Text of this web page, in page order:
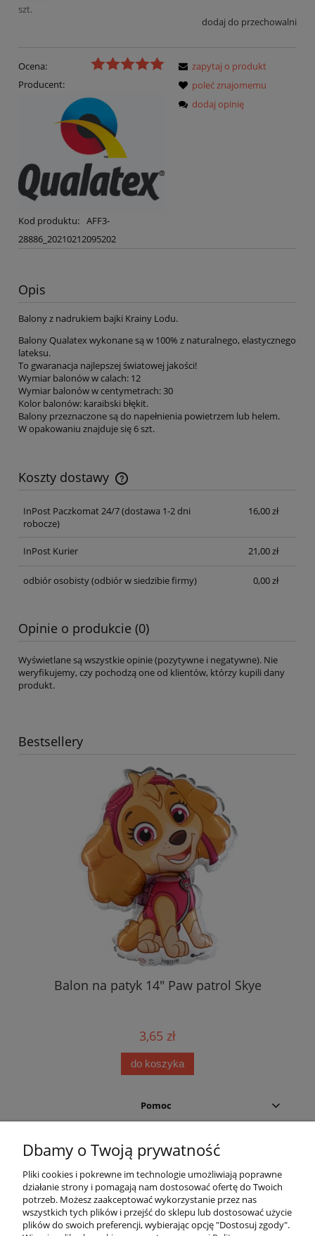
szt.
dodaj do przechowalni
Ocena:
Producent:
Kod produktu: AFF3-
28886_20210212095202
zapytaj o produkt
poleć znajomemu
dodaj opinię
Opis
Balony z nadrukiem bajki Krainy Lodu.
Balony Qualatex wykonane są w 100% z naturalnego, elastycznego
lateksu.
To gwaranacja najlepszej światowej jakości!
Wymiar balonów w calach: 12
Wymiar balonów w centymetrach: 30
Kolor balonów: karaibski błękit.
Balony przeznaczone są do napełnienia powietrzem lub helem.
W opakowaniu znajduje się 6 szt.
Koszty dostawy
Cena nie zawiera ewentualnych kosztów płatności
InPost Paczkomat 24/7 (dostawa 1-2 dni
robocze)
16,00 zł
InPost Kurier 21,00 zł
odbiór osobisty(odbiór w siedzibie firmy) 0,00 zł
Opinie o produkcie (0)
Wyświetlane są wszystkie opinie (pozytywne i negatywne). Nie
weryfikujemy, czy pochodzą one od klientów, którzy kupili dany
produkt.
Bestsellery
Balon na patyk 14" Paw patrol Skye
3,65 zł
do koszyka
Pomoc
Płatności i dostawa
Informacje
Dbamy o Twoją prywatność
Pliki cookies i pokrewne im technologie umożliwiają poprawne
działanie strony i pomagają nam dostosować ofertę do Twoich
potrzeb. Możesz zaakceptować wykorzystanie przez nas
wszystkich tych plików i przejść do sklepu lub dostosować użycie
plików do swoich preferencji, wybierając opcję "Dostosuj zgody".